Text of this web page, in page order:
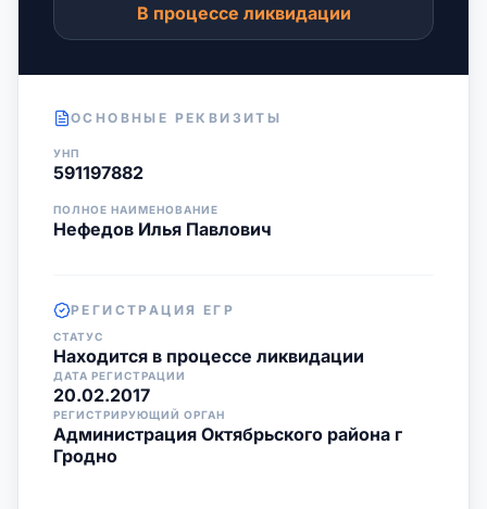
В процессе ликвидации
ОСНОВНЫЕ РЕКВИЗИТЫ
УНП
591197882
ПОЛНОЕ НАИМЕНОВАНИЕ
Нефедов Илья Павлович
РЕГИСТРАЦИЯ ЕГР
СТАТУС
Находится в процессе ликвидации
ДАТА РЕГИСТРАЦИИ
20.02.2017
РЕГИСТРИРУЮЩИЙ ОРГАН
Администрация Октябрьского района г
Гродно